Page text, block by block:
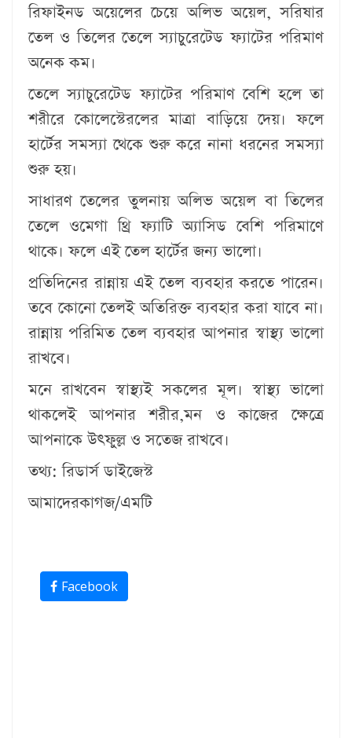
রিফাইনড অয়েলের চেয়ে অলিভ অয়েল, সরিষার
তেল ও তিলের তেলে স্যাচুরেটেড ফ্যাটের পরিমাণ
অনেক কম।
তেলে স্যাচুরেটেড ফ্যাটের পরিমাণ বেশি হলে তা
শরীরে কোলেস্টেরলের মাত্রা বাড়িয়ে দেয়। ফলে
হার্টের সমস্যা থেকে শুরু করে নানা ধরনের সমস্যা
শুরু হয়।
সাধারণ তেলের তুলনায় অলিভ অয়েল বা তিলের
তেলে ওমেগা থ্রি ফ্যাটি অ্যাসিড বেশি পরিমাণে
থাকে। ফলে এই তেল হার্টের জন্য ভালো।
প্রতিদিনের রান্নায় এই তেল ব্যবহার করতে পারেন।
তবে কোনো তেলই অতিরিক্ত ব্যবহার করা যাবে না।
রান্নায় পরিমিত তেল ব্যবহার আপনার স্বাস্থ্য ভালো
রাখবে।
মনে রাখবেন স্বাস্থ্যই সকলের মূল। স্বাস্থ্য ভালো
থাকলেই আপনার শরীর,মন ও কাজের ক্ষেত্রে
আপনাকে উৎফুল্ল ও সতেজ রাখবে।
তথ্য: রিডার্স ডাইজেস্ট
আমাদেরকাগজ/এমটি
Facebook